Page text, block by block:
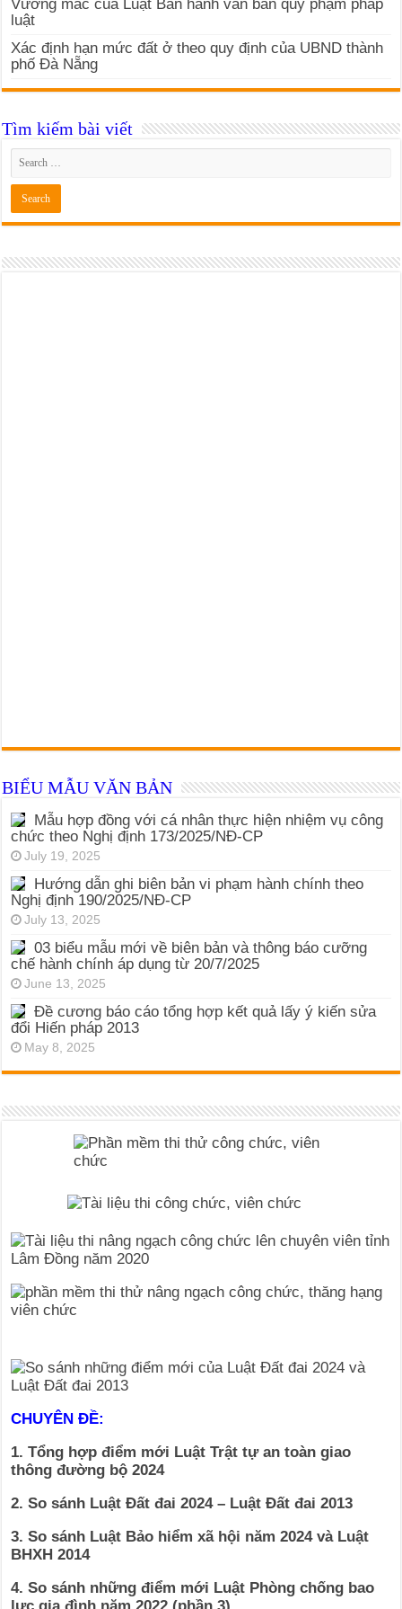
Vướng mắc của Luật Ban hành văn bản quy phạm pháp
luật
Xác định hạn mức đất ở theo quy định của UBND thành
phố Đà Nẵng
Tìm kiếm bài viết
BIỂU MẪU VĂN BẢN
Mẫu hợp đồng với cá nhân thực hiện nhiệm vụ công
chức theo Nghị định 173/2025/NĐ-CP
July 19, 2025
Hướng dẫn ghi biên bản vi phạm hành chính theo
Nghị định 190/2025/NĐ-CP
July 13, 2025
03 biểu mẫu mới về biên bản và thông báo cưỡng
chế hành chính áp dụng từ 20/7/2025
June 13, 2025
Đề cương báo cáo tổng hợp kết quả lấy ý kiến sửa
đổi Hiến pháp 2013
May 8, 2025
CHUYÊN ĐỀ:
1. Tổng hợp điểm mới Luật Trật tự an toàn giao
thông đường bộ 2024
2. So sánh Luật Đất đai 2024 – Luật Đất đai 2013
3. So sánh Luật Bảo hiểm xã hội năm 2024 và Luật
BHXH 2014
4. So sánh những điểm mới Luật Phòng chống bao